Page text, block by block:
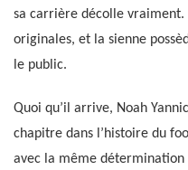
sa carrière décolle vraiment.
originales, et la sienne
le public.
Quoi qu’il arrive, Noah
chapitre dans l’histoire du
avec la même détermination